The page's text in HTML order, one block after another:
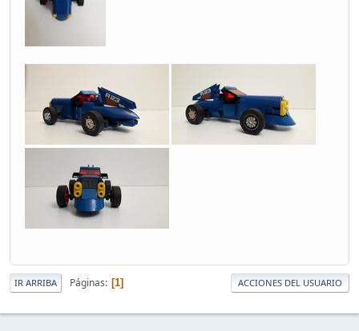
IR ARRIBA Páginas 1 ACCIONES DEL USUARIO